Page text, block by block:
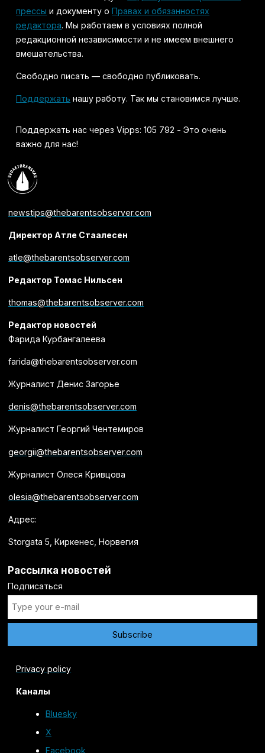
прессы и документу оПравах и обязанностях
редактора. Мы работаем в условиях полной
редакционной независимости и не имеем внешнего
вмешательства.
Свободно писать — свободно публиковать.
Поддержать нашу работу. Так мы становимся лучше.
Поддержать нас через Vipps: 105 792 - Это очень
важно для нас!
newstips@thebarentsobserver.com
Директор Атле Стаалесен
atle@thebarentsobserver.com
Редактор Томас Нильсен
thomas@thebarentsobserver.com
Редактор новостей
Фарида Курбангалеева
farida@thebarentsobserver.com
Журналист Денис Загорье
denis@thebarentsobserver.com
Журналист Георгий Чентемиров
georgii@thebarentsobserver.com
Журналист Олеся Кривцова
olesia@thebarentsobserver.com
Адрес:
Storgata 5, Киркенес, Норвегия
Рассылка новостей
Подписаться
Privacy policy
Каналы
Bluesky
X
Facebook